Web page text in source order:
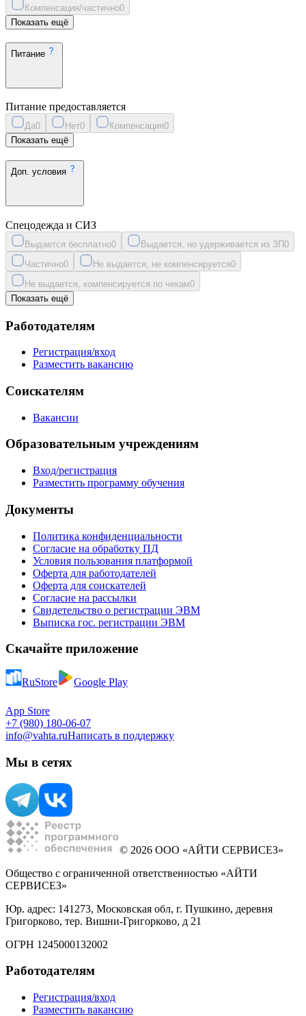
Компенсация/частично0
Показать ещё
Питание
Питание предоставляется
Да0 Нет0 Компенсация0
Показать ещё
Доп. условия
Спецодежда и СИЗ
Выдается бесплатно0 Выдается, но удерживается из ЗП0
Частично0 Не выдается, не компенсируется0
Не выдается, компенсируется по чекам0
Показать ещё
Работодателям
Регистрация/вход
Разместить вакансию
Соискателям
Вакансии
Образовательным учреждениям
Вход/регистрация
Разместить программу обучения
Документы
Политика конфиденциальности
Согласие на обработку ПД
Условия пользования платформой
Оферта для работодателей
Оферта для соискателей
Согласие на рассылки
Свидетельство о регистрации ЭВМ
Выписка гос. регистрации ЭВМ
Скачайте приложение
RuStore Google Play
App Store
+7 (980) 180-06-07
info@vahta.ruНаписать в поддержку
Мы в сетях
© 2026 ООО «АЙТИ СЕРВИСЕЗ»
Общество с ограниченной ответственностью «АЙТИ
СЕРВИСЕЗ»
Юр. адрес: 141273, Московская обл, г. Пушкино, деревня
Григорково, тер. Вишни-Григорково, д 21
ОГРН 1245000132002
Работодателям
Регистрация/вход
Разместить вакансию